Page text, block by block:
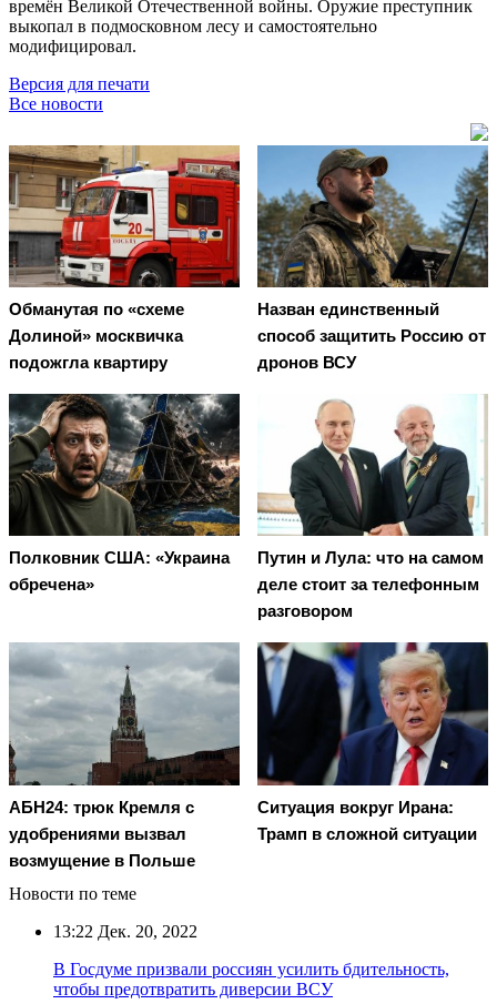
времён Великой Отечественной войны. Оружие преступник
выкопал в подмосковном лесу и самостоятельно
модифицировал.
Версия для печати
Все новости
Обманутая по «схеме
Долиной» москвичка
подожгла квартиру
Назван единственный
способ защитить Россию от
дронов ВСУ
Полковник США: «Украина
обречена»
Путин и Лула: что на самом
деле стоит за телефонным
разговором
АБН24: трюк Кремля с
удобрениями вызвал
возмущение в Польше
Ситуация вокруг Ирана:
Трамп в сложной ситуации
Новости по теме
13:22 Дек. 20, 2022
В Госдуме призвали россиян усилить бдительность,
чтобы предотвратить диверсии ВСУ